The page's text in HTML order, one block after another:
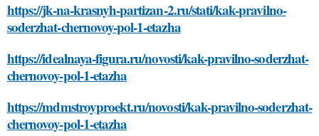
https://jk-na-krasnyh-partizan-2.ru/stati/kak-pravilno-
soderzhat-chernovoy-pol-1-etazha
https://idealnaya-figura.ru/novosti/kak-pravilno-soderzhat-
chernovoy-pol-1-etazha
https://mdmstroyproekt.ru/novosti/kak-pravilno-soderzhat-
chernovoy-pol-1-etazha